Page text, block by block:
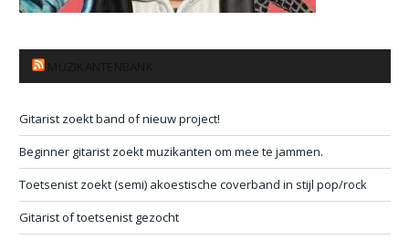
Gitarist zoekt band of nieuw project!
Beginner gitarist zoekt muzikanten om mee te jammen.
Toetsenist zoekt (semi) akoestische coverband in stijl pop/rock
Gitarist of toetsenist gezocht